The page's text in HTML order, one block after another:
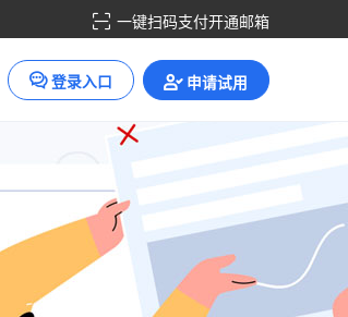
一键扫码支付开通邮箱
登录入口 申请试用